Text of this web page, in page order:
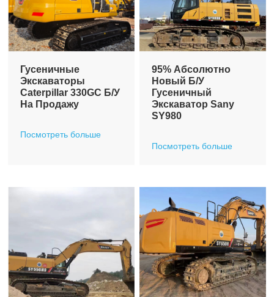
Гусеничные
Экскаваторы
Caterpillar 330GC Б/у
На Продажу
Посмотреть больше
95% Абсолютно
Новый Б/у
Гусеничный
Экскаватор Sany
SY980
Посмотреть больше